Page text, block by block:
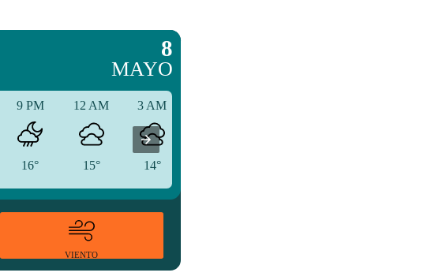
8
MAYO
9 PM
16°
12 AM
15°
3 AM
14°
VIENTO